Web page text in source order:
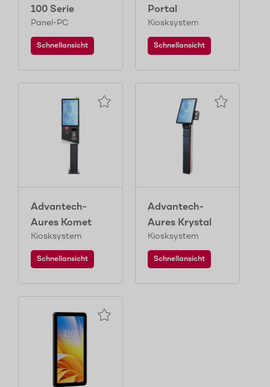
100 Serie
Panel-PC
Schnellansicht
Portal
Kiosksystem
Schnellansicht
Advantech-
Aures Komet
Kiosksystem
Schnellansicht
Advantech-
Aures Krystal
Kiosksystem
Schnellansicht